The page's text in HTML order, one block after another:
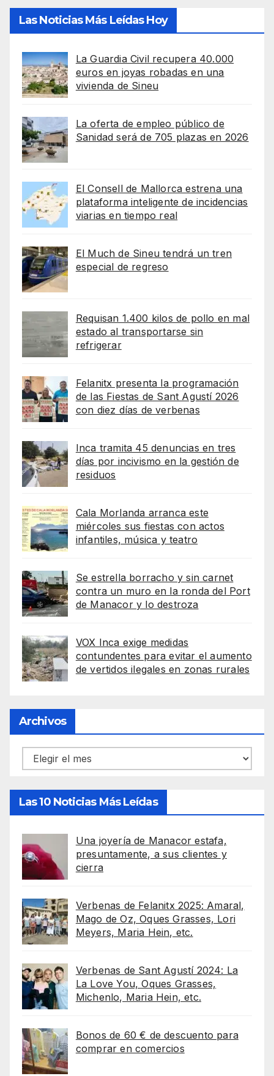
Las Noticias Más Leídas Hoy
La Guardia Civil recupera 40.000
euros en joyas robadas en una
vivienda de Sineu
La oferta de empleo público de
Sanidad será de 705 plazas en 2026
El Consell de Mallorca estrena una
plataforma inteligente de incidencias
viarias en tiempo real
El Much de Sineu tendrá un tren
especial de regreso
Requisan 1.400 kilos de pollo en mal
estado al transportarse sin
refrigerar
Felanitx presenta la programación
de las Fiestas de Sant Agustí 2026
con diez días de verbenas
Inca tramita 45 denuncias en tres
días por incivismo en la gestión de
residuos
Cala Morlanda arranca este
miércoles sus fiestas con actos
infantiles, música y teatro
Se estrella borracho y sin carnet
contra un muro en la ronda del Port
de Manacor y lo destroza
VOX Inca exige medidas
contundentes para evitar el aumento
de vertidos ilegales en zonas rurales
Archivos
Archivos
Las 10 Noticias Más Leídas
Una joyería de Manacor estafa,
presuntamente, a sus clientes y
cierra
Verbenas de Felanitx 2025: Amaral,
Mago de Oz, Oques Grasses, Lori
Meyers, Maria Hein, etc.
Verbenas de Sant Agustí 2024: La
La Love You, Oques Grasses,
Michenlo, Maria Hein, etc.
Bonos de 60 € de descuento para
comprar en comercios